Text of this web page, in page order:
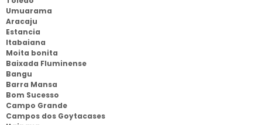
Umuarama
Aracaju
Estancia
Itabaiana
Moita bonita
Baixada Fluminense
Bangu
Barra Mansa
Bom Sucesso
Campo Grande
Campos dos Goytacases